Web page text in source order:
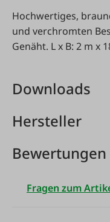
Hochwertiges,
und verchromten
Genäht. L x B: 2 m x
Downloads
Hersteller
Bewertungen
Fragen zum